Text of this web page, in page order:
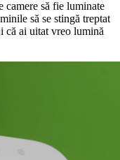
camere să fie luminate
să se stingă treptat
că ai uitat vreo lumină